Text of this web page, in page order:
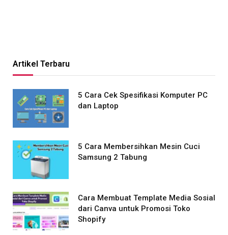
Artikel Terbaru
5 Cara Cek Spesifikasi Komputer PC
dan Laptop
5 Cara Membersihkan Mesin Cuci
Samsung 2 Tabung
Cara Membuat Template Media Sosial
dari Canva untuk Promosi Toko
Shopify